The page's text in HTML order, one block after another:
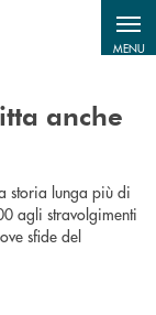
MENU
anche
storia lunga più di
agli stravolgimenti
sfide del